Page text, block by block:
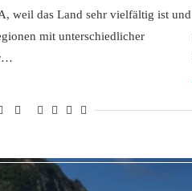
weil das Land sehr vielfältig ist und
mit unterschiedlicher